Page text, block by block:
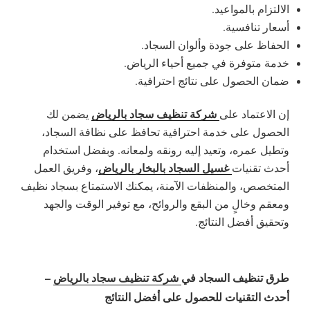
الالتزام بالمواعيد.
أسعار تنافسية.
الحفاظ على جودة وألوان السجاد.
خدمة متوفرة في جميع أحياء الرياض.
ضمان الحصول على نتائج احترافية.
إن الاعتماد على شركة تنظيف سجاد بالرياض يضمن لك
الحصول على خدمة احترافية تحافظ على نظافة السجاد،
وتطيل عمره، وتعيد إليه رونقه ولمعانه. وبفضل استخدام
أحدث تقنيات غسيل السجاد بالبخار بالرياض، وفريق العمل
المتخصص، والمنظفات الآمنة، يمكنك الاستمتاع بسجاد نظيف
ومعقم وخالٍ من البقع والروائح، مع توفير الوقت والجهد
وتحقيق أفضل النتائج.
طرق تنظيف السجاد في شركة تنظيف سجاد بالرياض –
أحدث التقنيات للحصول على أفضل النتائج